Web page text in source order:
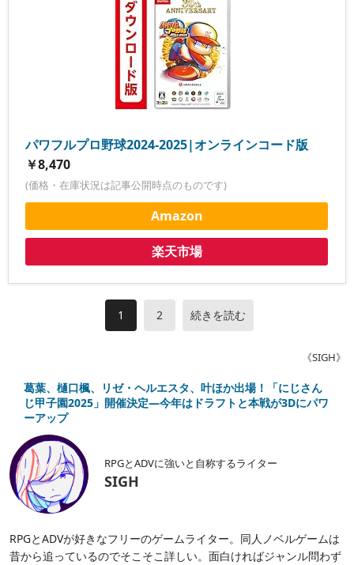
パワフルプロ野球2024-2025|オンラインコード版
￥8,470
(価格・在庫状況は記事公開時点のものです)
Amazon
楽天市場
1 2 続きを読む
《SIGH》
葛葉、樋口楓、リゼ・ヘルエスタ、叶ほか出場！「にじさん
じ甲子園2025」開催決定―今年はドラフトと本戦が3Dにパワ
ーアップ
RPGとADVに強いと自称するライター
SIGH
RPGとADVが好きなフリーのゲームライター。同人ノベルゲームは
昔から追っているのでそこそこ詳しい。面白ければジャンル問わず